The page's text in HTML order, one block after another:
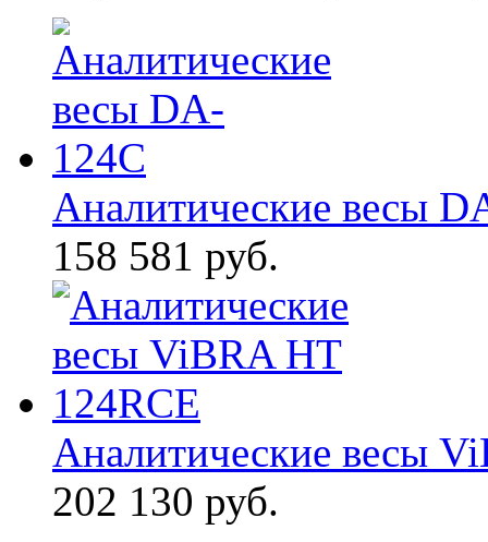
Аналитические весы
158 581 руб.
Аналитические весы
202 130 руб.